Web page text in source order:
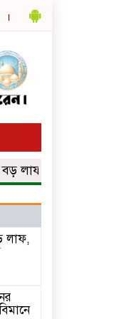
সাত সপ্তাহের মধ্যে
লাফ,